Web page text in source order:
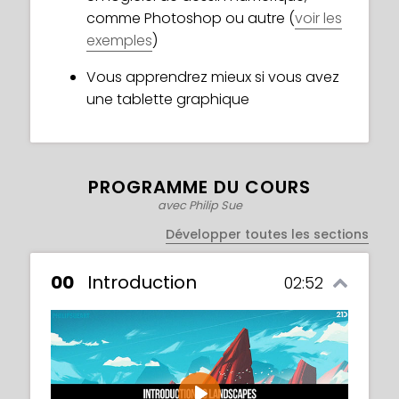
comme Photoshop ou autre (voir les
exemples)
Vous apprendrez mieux si vous avez
une tablette graphique
PROGRAMME DU COURS
avec Philip Sue
Développer toutes les sections
00 Introduction 02:52